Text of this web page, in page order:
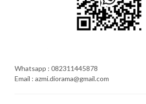
Whatsapp : 082311445878
Email : azmi.diorama@gmail.com